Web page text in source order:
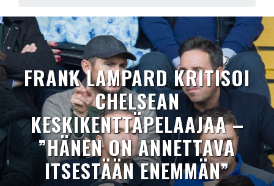
FRANK LAMPARD KRITISOI
CHELSEAN
KESKIKENTTÄPELAAJAA –
”HÄNEN ON ANNETTAVA
ITSESTÄÄN ENEMMÄN”